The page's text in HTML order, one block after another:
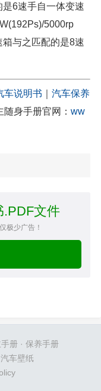
6速手自一体变速
5000rp
箱与之匹配的是8速
车说明书
汽车保养
身手册官网： ww
.PDF文件
极少广告！
册· 保养手册
汽车壁纸